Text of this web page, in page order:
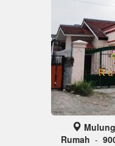
Rumah -